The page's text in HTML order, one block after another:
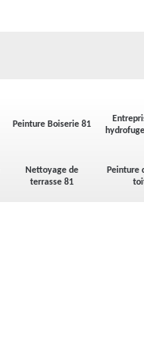
Peinture Boiserie 81
Nettoyage de
terrasse 81
Peinture